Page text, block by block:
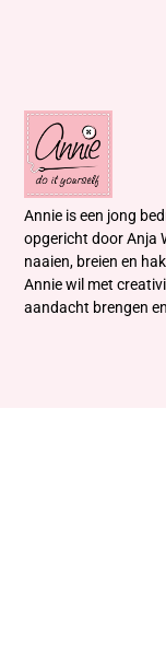
Annie is een jong
opgericht door Anja
naaien, breien en
Annie wil met
aandacht brengen